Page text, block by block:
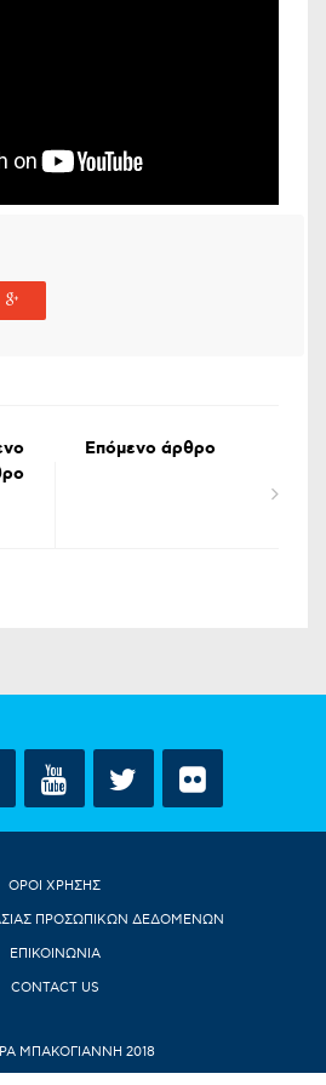
Επόμενο άρθρο
ΟΡΟΙ ΧΡΗΣΗΣ
ΠΡΟΣΩΠΙΚΩΝ ΔΕΔΟΜΕΝΩΝ
ΕΠΙΚΟΙΝΩΝΙΑ
CONTACT US
ΜΠΑΚΟΓΙΑΝΝΗ 2018